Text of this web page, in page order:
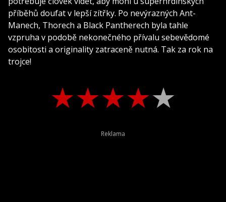
příběhů doufat v lepší zítřky. Po nevýrazných Ant-
Manech, Thorech a Black Pantherech byla tahle
vzpruha v podobě nekonečného přívalu sebevědomé
osobitosti a originality zatraceně nutná. Tak za rok na
trojce!
★★★★★